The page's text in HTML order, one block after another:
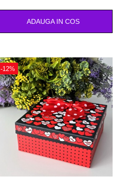
ADAUGA IN COS
-12%